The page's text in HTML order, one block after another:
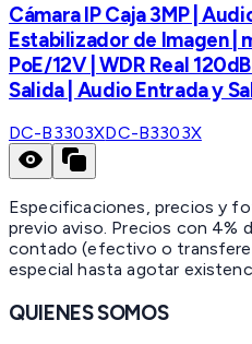
Cámara IP Caja 3MP |
Estabilizador de Imagen |
PoE/12V | WDR Real
Salida | Audio Entrada y
DC-B3303XDC-B3303X
Especificaciones, precios y
previo aviso. Precios con 4%
contado (efectivo o
especial hasta agotar
QUIENES SOMOS